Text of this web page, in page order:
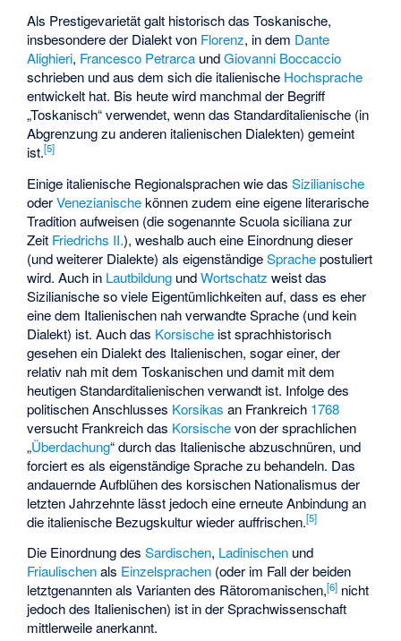
Als Prestigevarietät galt historisch das Toskanische,
insbesondere der Dialekt von Florenz, in dem Dante
Alighieri, Francesco Petrarca undGiovanni Boccaccio
schrieben und aus dem sich die italienische Hochsprache
entwickelt hat. Bis heute wird manchmal der Begriff
„Toskanisch“ verwendet, wenn das Standarditalienische (in
Abgrenzung zu anderen italienischen Dialekten) gemeint
ist.[5]
Einige italienische Regionalsprachen wie dasSizilianische
oderVenezianischekönnen zudem eine eigene literarische
Tradition aufweisen (die sogenannteScuola sicilianazur
Zeit Friedrichs II.), weshalb auch eine Einordnung dieser
(und weiterer Dialekte) als eigenständigeSprachepostuliert
wird. Auch in Lautbildung undWortschatz weist das
Sizilianische so viele Eigentümlichkeiten auf, dass es eher
eine dem Italienischen nah verwandte Sprache (und kein
Dialekt) ist. Auch das Korsische ist sprachhistorisch
gesehen ein Dialekt des Italienischen, sogar einer, der
relativ nah mit dem Toskanischen und damit mit dem
heutigen Standarditalienischen verwandt ist. Infolge des
politischen Anschlusses Korsikas an Frankreich 1768
versucht Frankreich das Korsischevon der sprachlichen
„Überdachung“ durch das Italienische abzuschnüren, und
forciert es als eigenständige Sprache zu behandeln. Das
andauernde Aufblühen des korsischen Nationalismus der
letzten Jahrzehnte lässt jedoch eine erneute Anbindung an
die italienische Bezugskultur wieder auffrischen.[5]
Die Einordnung desSardischen, Ladinischen und
Friaulischenals Einzelsprachen (oder im Fall der beiden
letztgenannten als Varianten des Rätoromanischen,[6] nicht
jedoch des Italienischen) ist in der Sprachwissenschaft
mittlerweile anerkannt.